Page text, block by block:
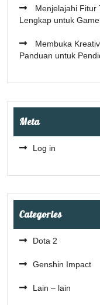
Menjelajahi Fitur
Lengkap untuk
Membuka
Panduan untuk
Meta
Log in
Categories
Dota 2
Genshin Impact
Lain – lain